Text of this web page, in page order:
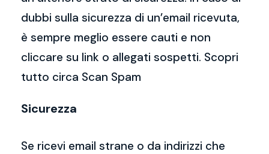
dubbi sulla sicurezza di un’email ricevuta,
è sempre meglio essere cauti e non
cliccare su link o allegati sospetti. Scopri
tutto circa Scan Spam
Sicurezza
Se ricevi email strane o da indirizzi che